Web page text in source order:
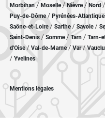
Morbihan/ Moselle/ Nièvre / Nord/
Puy-de-Dôme/ Pyrénées-
Saône-et-Loire/ Sarthe/ Savoie/
Saint-Denis /Somme/ Tarn / Tarn-
d'Oise/ Val-de-Marne/Var/
/ Yvelines
Mentions légales